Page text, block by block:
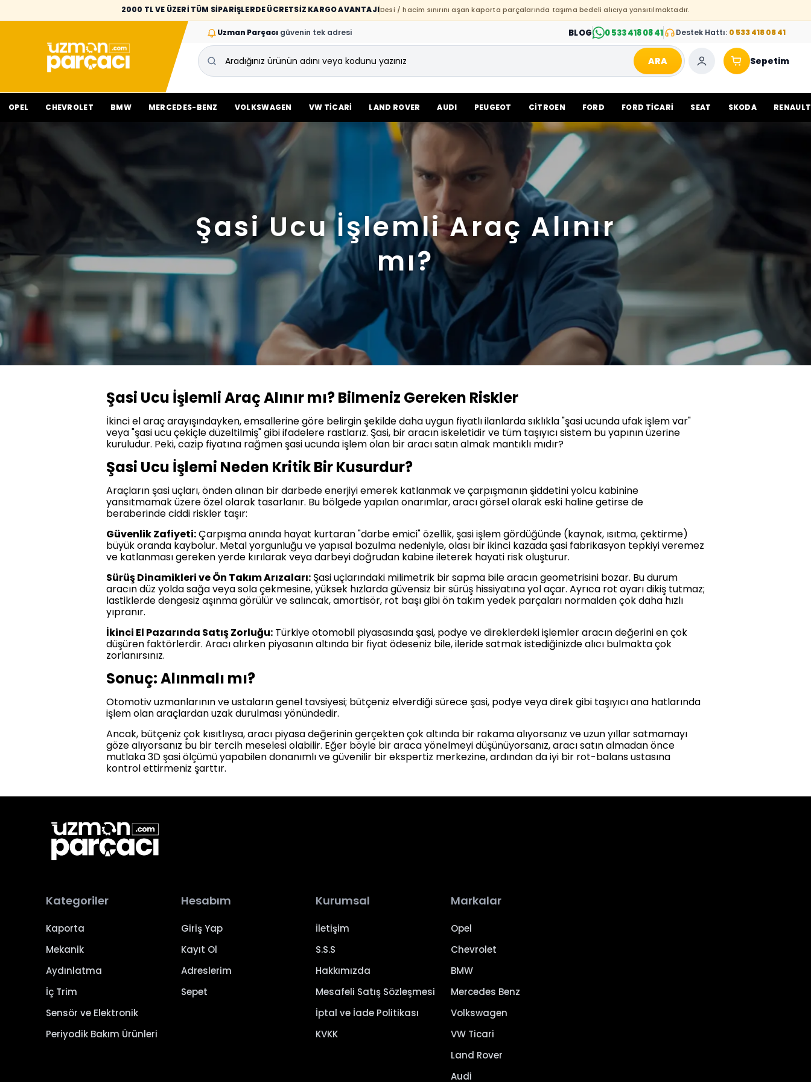
2000 TL VE ÜZERİ TÜM SİPARİŞLERDE ÜCRETSİZ KARGO AVANTAJIDesi / hacim sınırını aşan kaporta parçalarında taşıma bedeli alıcıya yansıtılmaktadır.
Uzman Parçacı güvenin tek adresi BLOG 0 533 418 08 41 Destek Hattı: 0 533 418 08 41
ARA Sepetim
OPEL CHEVROLET BMW MERCEDES-BENZ VOLKSWAGEN VW TİCARİ LAND ROVER AUDI PEUGEOT CİTROEN FORD FORD TİCARİ SEAT SKODA RENAULT
Şasi Ucu İşlemli Araç Alınır
mı?
Şasi Ucu İşlemli Araç Alınır mı? Bilmeniz Gereken Riskler
İkinci el araç arayışındayken, emsallerine göre belirgin şekilde daha uygun fiyatlı ilanlarda sıklıkla "şasi ucunda ufak işlem var"
veya "şasi ucu çekiçle düzeltilmiş" gibi ifadelere rastlarız. Şasi, bir aracın iskeletidir ve tüm taşıyıcı sistem bu yapının üzerine
kuruludur. Peki, cazip fiyatına rağmen şasi ucunda işlem olan bir aracı satın almak mantıklı mıdır?
Şasi Ucu İşlemi Neden Kritik Bir Kusurdur?
Araçların şasi uçları, önden alınan bir darbede enerjiyi emerek katlanmak ve çarpışmanın şiddetini yolcu kabinine
yansıtmamak üzere özel olarak tasarlanır. Bu bölgede yapılan onarımlar, aracı görsel olarak eski haline getirse de
beraberinde ciddi riskler taşır:
Güvenlik Zafiyeti:Çarpışma anında hayat kurtaran "darbe emici" özellik, şasi işlem gördüğünde (kaynak, ısıtma, çektirme)
büyük oranda kaybolur. Metal yorgunluğu ve yapısal bozulma nedeniyle, olası bir ikinci kazada şasi fabrikasyon tepkiyi veremez
ve katlanması gereken yerde kırılarak veya darbeyi doğrudan kabine ileterek hayati risk oluşturur.
Sürüş Dinamikleri ve Ön Takım Arızaları: Şasi uçlarındaki milimetrik bir sapma bile aracın geometrisini bozar. Bu durum
aracın düz yolda sağa veya sola çekmesine, yüksek hızlarda güvensiz bir sürüş hissiyatına yol açar. Ayrıca rot ayarı dikiş tutmaz;
lastiklerde dengesiz aşınma görülür ve salıncak, amortisör, rot başı gibi ön takım yedek parçaları normalden çok daha hızlı
yıpranır.
İkinci El Pazarında Satış Zorluğu: Türkiye otomobil piyasasında şasi, podye ve direklerdeki işlemler aracın değerini en çok
düşüren faktörlerdir. Aracı alırken piyasanın altında bir fiyat ödeseniz bile, ileride satmak istediğinizde alıcı bulmakta çok
zorlanırsınız.
Sonuç: Alınmalı mı?
Otomotiv uzmanlarının ve ustaların genel tavsiyesi; bütçeniz elverdiği sürece şasi, podye veya direk gibi taşıyıcı ana hatlarında
işlem olan araçlardan uzak durulması yönündedir.
Ancak, bütçeniz çok kısıtlıysa, aracı piyasa değerinin gerçekten çok altında bir rakama alıyorsanız ve uzun yıllar satmamayı
göze alıyorsanız bu bir tercih meselesi olabilir. Eğer böyle bir araca yönelmeyi düşünüyorsanız, aracı satın almadan önce
mutlaka 3D şasi ölçümü yapabilen donanımlı ve güvenilir bir ekspertiz merkezine, ardından da iyi bir rot-balans ustasına
kontrol ettirmeniz şarttır.
Kategoriler
Kaporta
Mekanik
Aydınlatma
İç Trim
Sensör ve Elektronik
Periyodik Bakım Ürünleri
Hesabım
Giriş Yap
Kayıt Ol
Adreslerim
Sepet
Kurumsal
İletişim
S.S.S
Hakkımızda
Mesafeli Satış Sözleşmesi
İptal ve İade Politikası
KVKK
Markalar
Opel
Chevrolet
BMW
Mercedes Benz
Volkswagen
VW Ticari
Land Rover
Audi